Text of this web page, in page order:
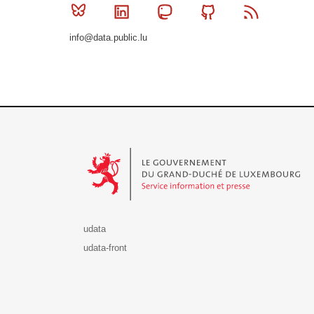
Bluesky Linkedin MastodonGithub
info@data.public.lu
udata
udata-front